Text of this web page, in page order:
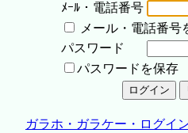
ﾒｰﾙ・電話番号
メール・電話番号
パスワード
パスワードを保存
ガラホ・ガラケー・ログイ